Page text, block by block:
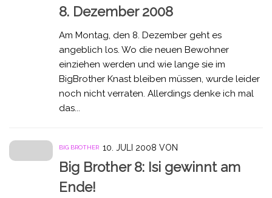
8. Dezember 2008
Am Montag, den 8. Dezember geht es
angeblich los. Wo die neuen Bewohner
einziehen werden und wie lange sie im
BigBrother Knast bleiben müssen, wurde leider
noch nicht verraten. Allerdings denke ich mal
das...
BIG BROTHER 10. JULI 2008 VON
Big Brother 8: Isi gewinnt am
Ende!